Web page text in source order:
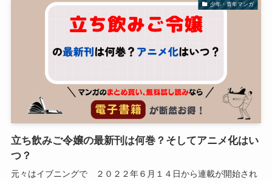
少年・青年マンガ
立ち飲みご令嬢の最新刊は何巻？そしてアニメ化はい
つ？
元々はイブニングで ２０２２年６月１４日から連載が開始され